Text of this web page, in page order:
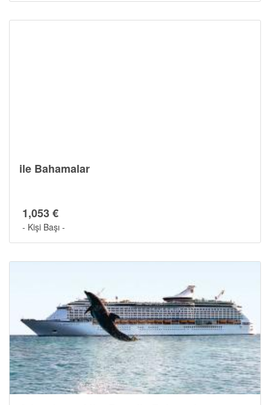
ile Bahamalar
1,053 €
- Kişi Başı -